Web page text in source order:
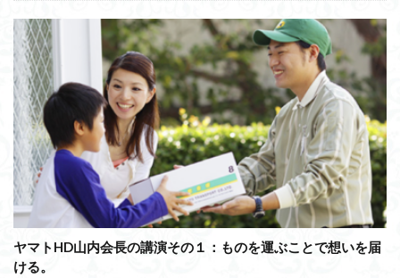
ヤマトHD山内会長の講演その１：ものを運ぶことで想いを届
ける。